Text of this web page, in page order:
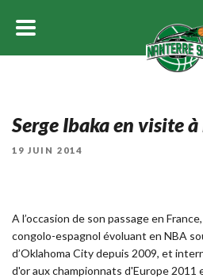
Serge Ibaka en visite
PUBLIÉ
19 JUIN 2014
A l’occasion de son passage en France,
congolo-espagnol évoluant en NBA
d’Oklahoma City depuis 2009, et
d'or aux championnats d'Europe 2011